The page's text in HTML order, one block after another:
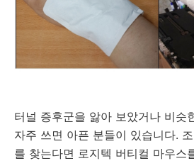
터널 증후군을 앓아 보았거나 비슷
자주 쓰면 아픈 분들이 있습니다.
를 찾는다면 로지텍 버티컬 마우스